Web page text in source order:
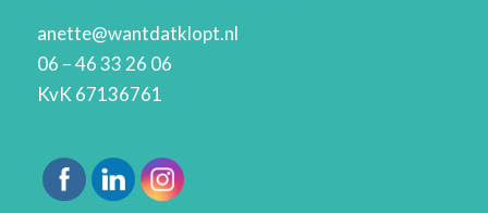
anette@wantdatklopt.nl
06 – 46 33 26 06
KvK 67136761